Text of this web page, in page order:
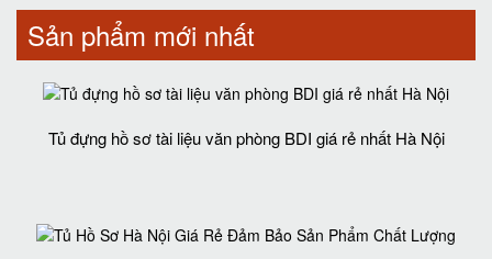
Sản phẩm mới nhất
Tủ đựng hồ sơ tài liệu văn phòng BDI giá rẻ nhất Hà Nội